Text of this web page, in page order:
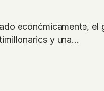
económicamente,
y una…